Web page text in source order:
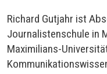
Richard Gutjahr ist
Journalistenschule in
Maximilians-